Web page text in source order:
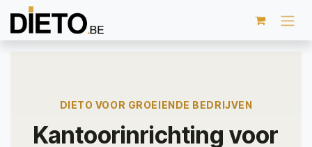
Overslaan naar inhoud
DIETO VOOR GROEIENDE BEDRIJVEN
Kantoorinrichting voor